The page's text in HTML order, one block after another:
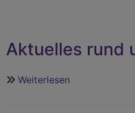
Aktuelles rund
Weiterlesen